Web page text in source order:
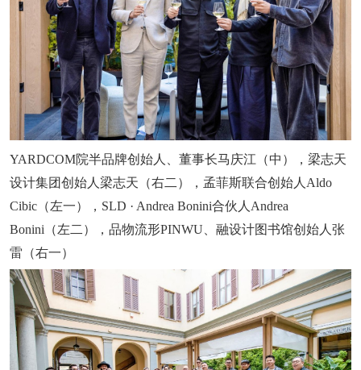
YARDCOM院半品牌创始人、董事长马庆江（中），梁志天
设计集团创始人梁志天（右二），孟菲斯联合创始人Aldo
Cibic（左一），SLD · Andrea Bonini合伙人Andrea
Bonini（左二），品物流形PINWU、融设计图书馆创始人张
雷（右一）